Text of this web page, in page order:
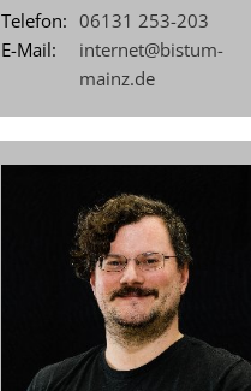
Telefon: 06131 253-203
E-Mail:
internet@bistum-
mainz.de